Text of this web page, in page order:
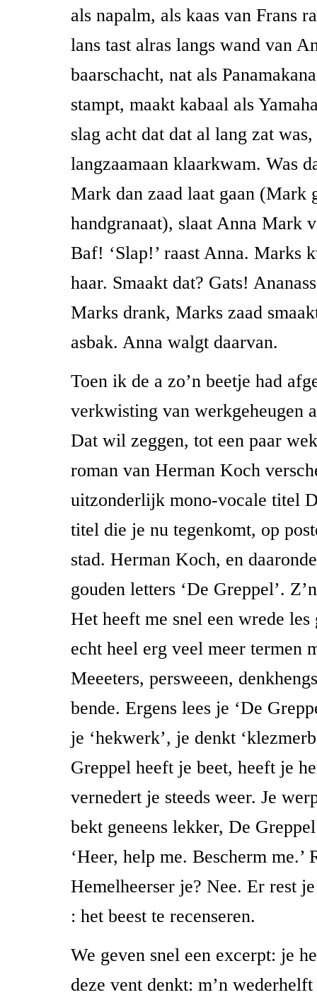
als napalm, als kaas van Frans
lans tast alras langs wand van
baarschacht, nat als
stampt, maakt kabaal als
slag acht dat dat al lang zat
langzaamaan klaarkwam. Was
Mark dan zaad laat gaan (Mark
handgranaat), slaat Anna Mark
Baf! ‘Slap!’ raast Anna. Marks
haar. Smaakt dat? Gats!
Marks drank, Marks zaad
asbak. Anna walgt daarvan.
Toen ik de a zo’n beetje had
verkwisting van werkgeheugen
Dat wil zeggen, tot een paar
roman van Herman Koch
uitzonderlijk mono-vocale titel
titel die je nu tegenkomt, op
stad. Herman Koch, en
gouden letters ‘De Greppel’.
Het heeft me snel een wrede les
echt heel erg veel meer termen
Meeeters, persweeen,
bende. Ergens lees je ‘De
je ‘hekwerk’, je denkt
Greppel heeft je beet, heeft je
vernedert je steeds weer. Je
bekt geneens lekker, De
‘Heer, help me. Bescherm me.’
Hemelheerser je? Nee. Er rest
: het beest te recenseren.
We geven snel een excerpt: je
deze vent denkt: m’n